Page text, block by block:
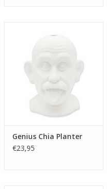
Genius Chia Planter
€23,95